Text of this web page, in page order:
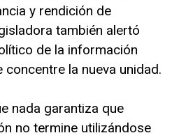
y rendición de
también alertó
de la información
la nueva unidad.
nada garantiza que
no termine utilizándose